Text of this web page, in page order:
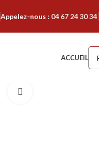
Appelez-nous : 04 67 24 30 34
ACCUEIL